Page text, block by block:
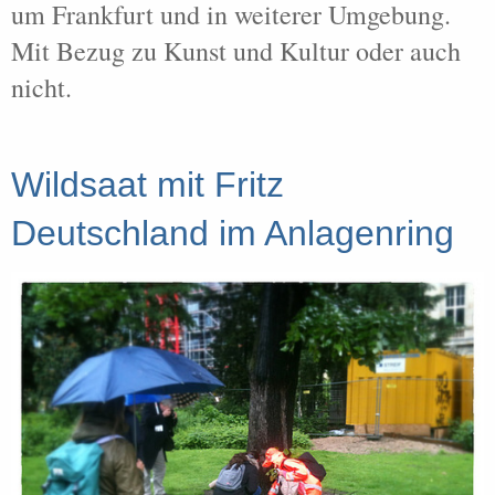
um Frankfurt und in weiterer Umgebung.
Mit Bezug zu Kunst und Kultur oder auch
nicht.
Wildsaat mit Fritz
Deutschland im Anlagenring